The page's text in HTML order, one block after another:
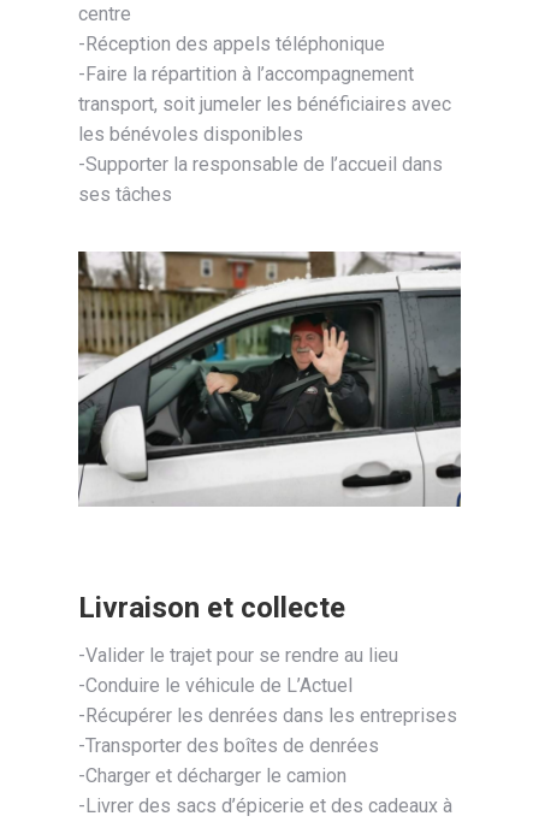
centre
-Réception des appels téléphonique
-Faire la répartition à l’accompagnement
transport, soit jumeler les bénéficiaires avec
les bénévoles disponibles
-Supporter la responsable de l’accueil dans
ses tâches
Livraison et collecte
-Valider le trajet pour se rendre au lieu
-Conduire le véhicule de L’Actuel
-Récupérer les denrées dans les entreprises
-Transporter des boîtes de denrées
-Charger et décharger le camion
-Livrer des sacs d’épicerie et des cadeaux à